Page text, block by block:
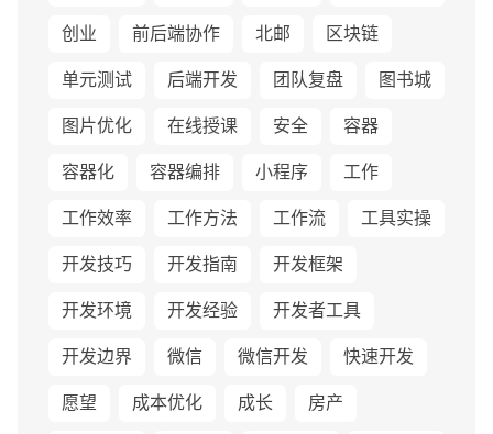
创业
前后端协作 北邮
区块链
单元测试
后端开发 团队复盘
图书城
图片优化
在线授课 安全
容器
容器化
容器编排 小程序
工作
工作效率
工作方法 工作流
工具实操
开发技巧
开发指南
开发框架
开发环境
开发经验
开发者工具
开发边界
微信 微信开发
快速开发
愿望
成本优化 成长
房产